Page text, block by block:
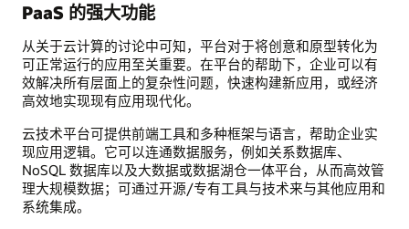
PaaS 的强大功能
从关于云计算的讨论中可知，平台对于将创意和原型转化为
可正常运行的应用至关重要。在平台的帮助下，企业可以有
效解决所有层面上的复杂性问题，快速构建新应用，或经济
高效地实现现有应用现代化。
云技术平台可提供前端工具和多种框架与语言，帮助企业实
现应用逻辑。它可以连通数据服务，例如关系数据库、
NoSQL 数据库以及大数据或数据湖仓一体平台，从而高效管
理大规模数据；可通过开源/专有工具与技术来与其他应用和
系统集成。